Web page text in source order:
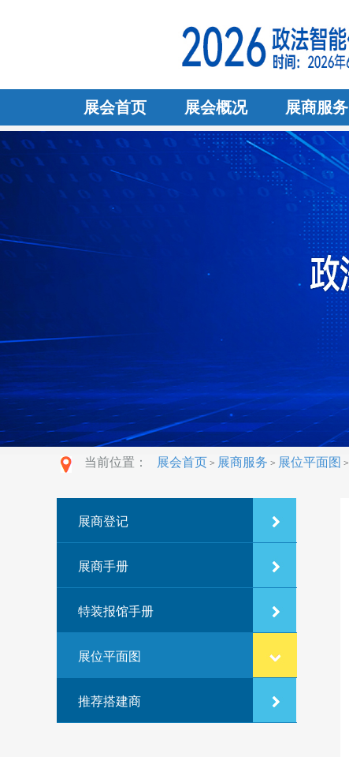
展会首页 展会概况 展商服务
当前位置： 展会首页 > 展商服务 > 展位平面图 >
展商登记
展商手册
特装报馆手册
展位平面图
推荐搭建商